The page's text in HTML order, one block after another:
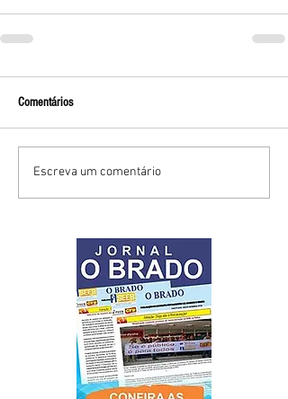
Comentários
Escreva um comentário